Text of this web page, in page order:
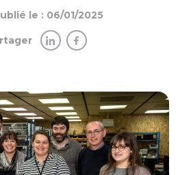
le : 06/01/2025